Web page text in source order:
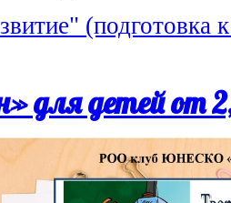
(подготовка
для детей от